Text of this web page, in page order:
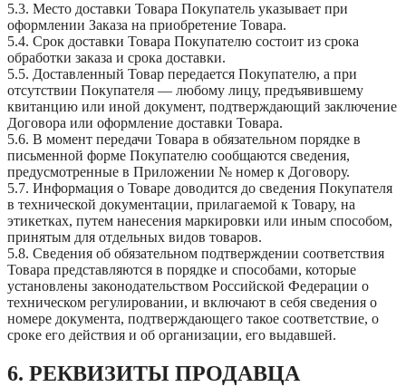
5.3. Место доставки Товара Покупатель указывает при
оформлении Заказа на приобретение Товара.
5.4. Срок доставки Товара Покупателю состоит из срока
обработки заказа и срока доставки.
5.5. Доставленный Товар передается Покупателю, а при
отсутствии Покупателя — любому лицу, предъявившему
квитанцию или иной документ, подтверждающий заключение
Договора или оформление доставки Товара.
5.6. В момент передачи Товара в обязательном порядке в
письменной форме Покупателю сообщаются сведения,
предусмотренные в Приложении № номер к Договору.
5.7. Информация о Товаре доводится до сведения Покупателя
в технической документации, прилагаемой к Товару, на
этикетках, путем нанесения маркировки или иным способом,
принятым для отдельных видов товаров.
5.8. Сведения об обязательном подтверждении соответствия
Товара представляются в порядке и способами, которые
установлены законодательством Российской Федерации о
техническом регулировании, и включают в себя сведения о
номере документа, подтверждающего такое соответствие, о
сроке его действия и об организации, его выдавшей.
6. РЕКВИЗИТЫ ПРОДАВЦА